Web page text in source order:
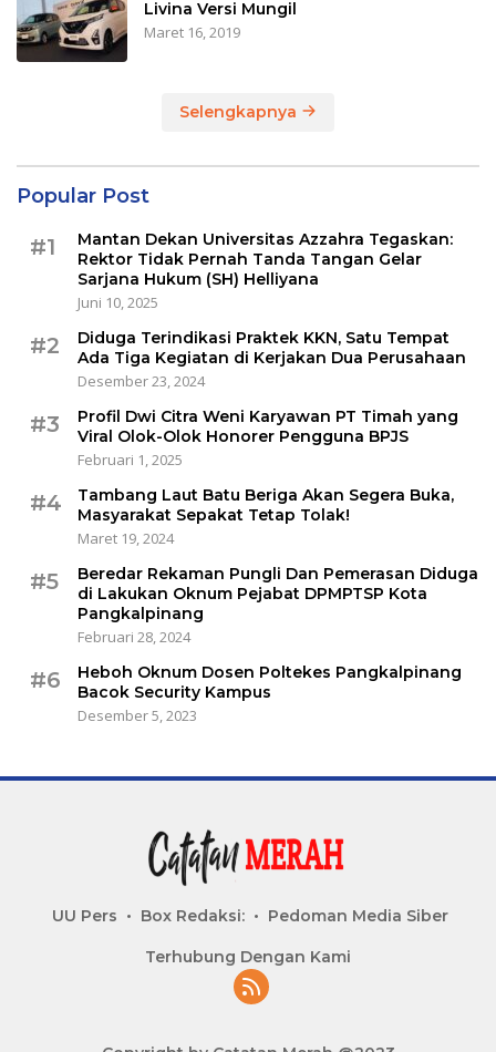
Livina Versi Mungil
Maret 16, 2019
Selengkapnya
Popular Post
#1
Mantan Dekan Universitas Azzahra Tegaskan:
Rektor Tidak Pernah Tanda Tangan Gelar
Sarjana Hukum (SH) Helliyana
Juni 10, 2025
#2
Diduga Terindikasi Praktek KKN, Satu Tempat
Ada Tiga Kegiatan di Kerjakan Dua Perusahaan
Desember 23, 2024
#3
Profil Dwi Citra Weni Karyawan PT Timah yang
Viral Olok-Olok Honorer Pengguna BPJS
Februari 1, 2025
#4
Tambang Laut Batu Beriga Akan Segera Buka,
Masyarakat Sepakat Tetap Tolak!
Maret 19, 2024
#5
Beredar Rekaman Pungli Dan Pemerasan Diduga
di Lakukan Oknum Pejabat DPMPTSP Kota
Pangkalpinang
Februari 28, 2024
#6
Heboh Oknum Dosen Poltekes Pangkalpinang
Bacok Security Kampus
Desember 5, 2023
UU Pers Box Redaksi: Pedoman Media Siber
Terhubung Dengan Kami